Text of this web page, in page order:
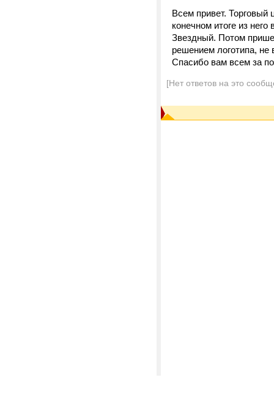
Всем привет. Торговый
конечном итоге из
Звездный. Потом
решением логотипа,
Спасибо вам всем за
[Нет ответов на это